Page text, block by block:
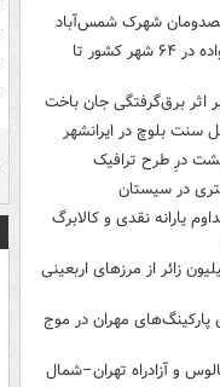
شهرک شمس‌آباد
اجرای پزشک خانواده در ۶۴ شهر کشور تا
اثر برق‌گرفتگی جان باخت
بلوچ در ایرانشهر
درِ طرح ترافیک
یارانه نقدی و کالابرگ
بیش از ۵ میلیون زائر از مرزهای اربعینی
درصدی پارکینگ‌های مهران در موج
و آزادراه تهران–شمال